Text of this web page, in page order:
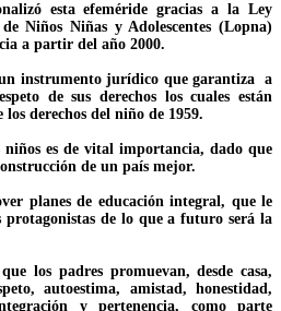
esta efeméride gracias a la Ley
Niños Niñas y Adolescentes (Lopna)
a partir del año 2000.
un instrumento jurídico que garantiza a
de sus derechos los cuales están
derechos del niño de 1959.
niños es de vital importancia, dado que
de un país mejor.
planes de educación integral, que le
protagonistas de lo que a futuro será la
los padres promuevan, desde casa,
autoestima, amistad, honestidad,
y pertenencia, como parte